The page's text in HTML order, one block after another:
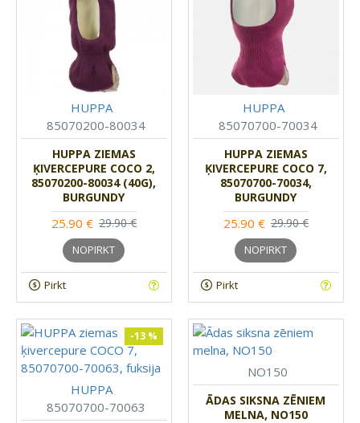
HUPPA
85070200-80034
HUPPA ZIEMAS
ĶIVERCEPURE COCO 2,
85070200-80034 (40G),
BURGUNDY
25.90 € 29.90 €
NOPIRKT
Pirkt
HUPPA
85070700-70034
HUPPA ZIEMAS
ĶIVERCEPURE COCO 7,
85070700-70034,
BURGUNDY
25.90 € 29.90 €
NOPIRKT
Pirkt
-13 %
HUPPA
85070700-70063
NO150
ĀDAS SIKSNA ZĒNIEM
MELNA, NO150